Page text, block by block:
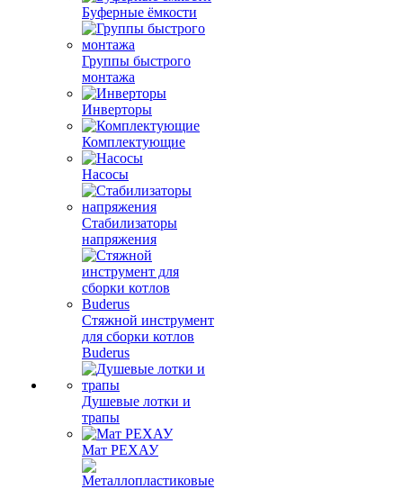
Буферные ёмкости
Группы быстрого
монтажа
Инверторы
Комплектующие
Насосы
Стабилизаторы
напряжения
Стяжной инструмент
для сборки котлов
Buderus
Душевые лотки и
трапы
Мат РЕХАУ